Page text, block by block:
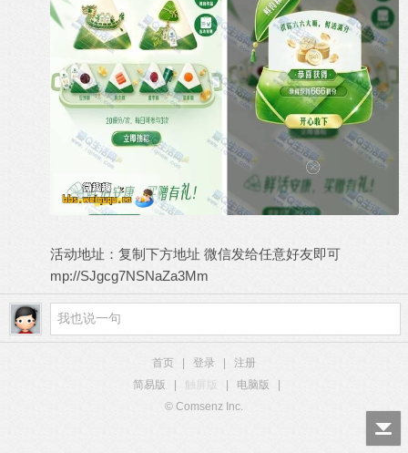
活动地址：复制下方地址 微信发给任意好友即可
mp://SJgcg7NSNaZa3Mm
首页 | 登录 |
注册
简易版
| 触屏版 | 电脑版
|
© Comsenz Inc.